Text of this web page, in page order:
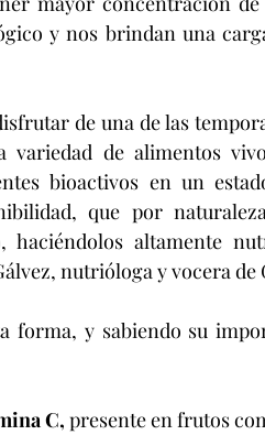
y nos brindan una
variedad de alimentos
bioactivos en un
que por
haciéndolos altamente
nutrióloga y vocera
C, presente en frutos